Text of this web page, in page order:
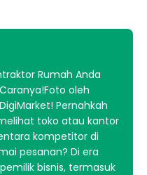
Rumah Anda
oleh
Pernahkah
toko atau kantor
kompetitor di
pesanan? Di era
bisnis, termasuk